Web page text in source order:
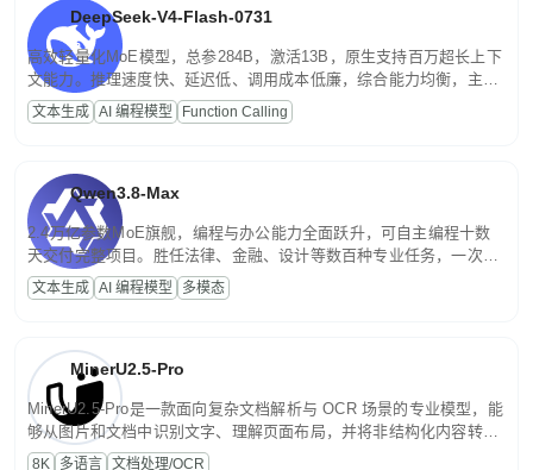
DeepSeek-V4-Flash-0731
高效轻量化MoE模型，总参284B，激活13B，原生支持百万超长上下
文能力。推理速度快、延迟低、调用成本低廉，综合能力均衡，主打
高并发、轻量化任务，适合日常对话、内容创作、基础 RAG、批量
文案处理等普惠刚需场景。
文本生成 AI 编程模型 Function Calling
Qwen3.8-Max
2.4万亿参数MoE旗舰，编程与办公能力全面跃升，可自主编程十数
天交付完整项目。胜任法律、金融、设计等数百种专业任务，一次对
话端到端交付生产级成果。原生视觉理解贯穿规划、执行与验证全流
程，支持超长文档与长视频的深度语义解析。长程任务中自主规划与
文本生成 AI 编程模型 多模态
MinerU2.5-Pro
MinerU2.5-Pro是一款面向复杂文档解析与 OCR 场景的专业模型，能
够从图片和文档中识别文字、理解页面布局，并将非结构化内容转换
为便于存储、检索和二次处理的结构化结果。
8K 多语言 文档处理/OCR